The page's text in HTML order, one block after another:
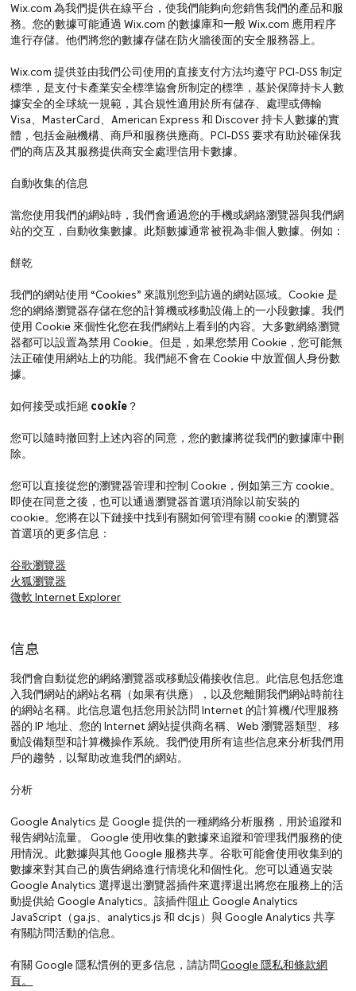
Wix.com 為我們提供在線平台，使我們能夠向您銷售我們的產品和服
務。您的數據可能通過 Wix.com 的數據庫和一般 Wix.com 應用程序
進行存儲。他們將您的數據存儲在防火牆後面的安全服務器上。
Wix.com 提供並由我們公司使用的直接支付方法均遵守 PCI-DSS 制定
標準，是支付卡產業安全標準協會所制定的標準，基於保障持卡人數
據安全的全球統一規範，其合規性適用於所有儲存、處理或傳輸
Visa、MasterCard、American Express 和 Discover 持卡人數據的實
體，包括金融機構、商戶和服務供應商。PCI-DSS 要求有助於確保我
們的商店及其服務提供商安全處理信用卡數據。
自動收集的信息
當您使用我們的網站時，我們會通過您的手機或網絡瀏覽器與我們網
站的交互，自動收集數據。此類數據通常被視為非個人數據。例如：
餅乾
我們的網站使用 “Cookies” 來識別您到訪過的網站區域。Cookie 是
您的網絡瀏覽器存儲在您的計算機或移動設備上的一小段數據。我們
使用 Cookie 來個性化您在我們網站上看到的內容。大多數網絡瀏覽
器都可以設置為禁用 Cookie。但是，如果您禁用 Cookie，您可能無
法正確使用網站上的功能。我們絕不會在 Cookie 中放置個人身份數
據。
如何接受或拒絕 cookie？
您可以隨時撤回對上述內容的同意，您的數據將從我們的數據庫中刪
除。
您可以直接從您的瀏覽器管理和控制 Cookie，例如第三方 cookie。
即使在同意之後，也可以通過瀏覽器首選項消除以前安裝的
cookie。您將在以下鏈接中找到有關如何管理有關 cookie 的瀏覽器
首選項的更多信息：
谷歌瀏覽器
火狐瀏覽器
微軟 Internet Explorer
信息
我們會自動從您的網絡瀏覽器或移動設備接收信息。此信息包括您進
入我們網站的網站名稱（如果有供應），以及您離開我們網站時前往
的網站名稱。此信息還包括您用於訪問 Internet 的計算機/代理服務
器的 IP 地址、您的 Internet 網站提供商名稱、Web 瀏覽器類型、移
動設備類型和計算機操作系統。我們使用所有這些信息來分析我們用
戶的趨勢，以幫助改進我們的網站。
分析
Google Analytics 是 Google 提供的一種網絡分析服務，用於追蹤和
報告網站流量。 Google 使用收集的數據來追蹤和管理我們服務的使
用情況。此數據與其他 Google 服務共享。谷歌可能會使用收集到的
數據來對其自己的廣告網絡進行情境化和個性化。您可以通過安裝
Google Analytics 選擇退出瀏覽器插件來選擇退出將您在服務上的活
動提供給 Google Analytics。該插件阻止 Google Analytics
JavaScript（ga.js、analytics.js 和 dc.js）與 Google Analytics 共享
有關訪問活動的信息。
有關 Google 隱私慣例的更多信息，請訪問Google 隱私和條款網
頁。